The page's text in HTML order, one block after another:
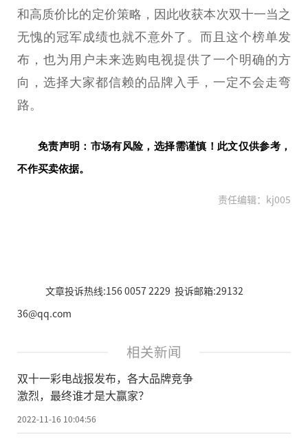
和高质价比的定价策略，因此收获本次双十一当之
无愧的冠军成绩也就不意外了。而且这个榜单发
布，也为用户未来选购电视提供了一个明确的方
向，选择大家都信赖的品牌入手，一定不会走弯
路。
免责声明：市场有风险，选择需谨慎！此文仅供参考，
不作买卖依据。
责任编辑：kj005
文章投诉热线:156 0057 2229 投诉邮箱:29132
36@qq.com
相关新闻
双十一彩电战报发布，各大品牌竞争
激烈，最终谁才是大赢家？
2022-11-16 10:04:56